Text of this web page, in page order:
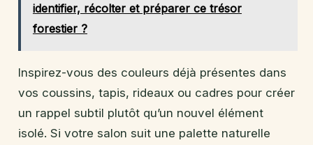
identifier, récolter et préparer ce trésor
forestier ?
Inspirez-vous des couleurs déjà présentes dans
vos coussins, tapis, rideaux ou cadres pour créer
un rappel subtil plutôt qu’un nouvel élément
isolé. Si votre salon suit une palette naturelle